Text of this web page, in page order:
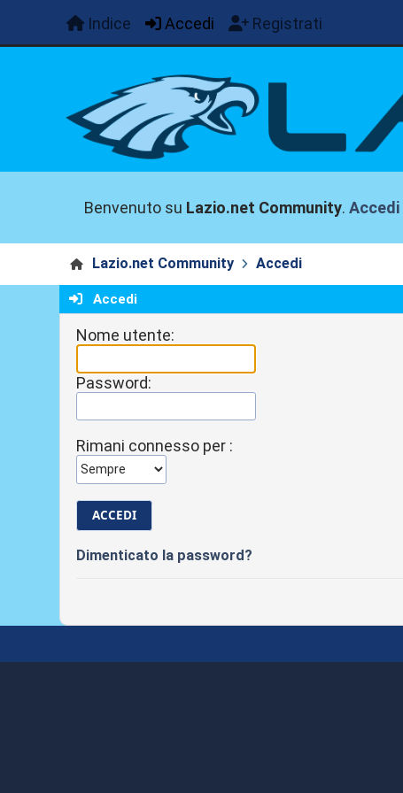
Indice Accedi Registrati
Benvenuto su Lazio.net Community.Accedi
Lazio.net Community Accedi
Accedi
Nome utente:
Password:
Rimani connesso per :
Dimenticato la password?